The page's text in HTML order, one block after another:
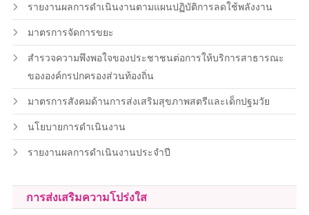
รายงานผลการดำเนินงานตามแผนปฏิบัติการลดใช้พลังงาน
มาตรการจัดการขยะ
สำรวจความพึงพอใจของประชาชนต่อการให้บริการสาธารณะ
ขององค์กรปกครองส่วนท้องถิ่น
มาตรการสังคมด้านการส่งเสริมสุขภาพสตรีและเด็กปฐมวัย
นโยบายการดำเนินงาน
รายงานผลการดำเนินงานประจำปี
การส่งเสริมความโปร่งใส